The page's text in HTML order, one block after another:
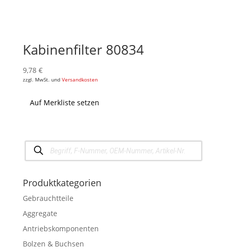
Kabinenfilter 80834
9,78 €
zzgl. MwSt. und Versandkosten
Auf Merkliste setzen
Products
search
Produktkategorien
Gebrauchtteile
Aggregate
Antriebskomponenten
Bolzen & Buchsen